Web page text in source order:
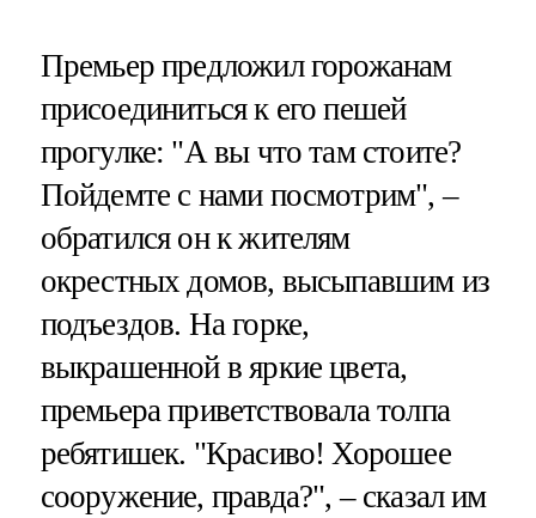
Премьер предложил горожанам
присоединиться к его пешей
прогулке: "А вы что там стоите?
Пойдемте с нами посмотрим", –
обратился он к жителям
окрестных домов, высыпавшим из
подъездов. На горке,
выкрашенной в яркие цвета,
премьера приветствовала толпа
ребятишек. "Красиво! Хорошее
сооружение, правда?", – сказал им